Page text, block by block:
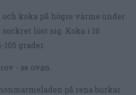
koka på högre värme under
löst sig. Koka i 10
grader.
- se ovan.
på rena burkar